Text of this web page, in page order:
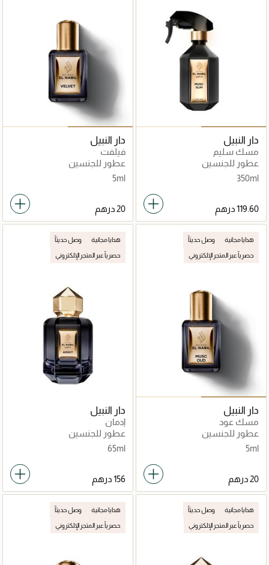
دار النبيل
مسك سليم
عطور للجنسين
350ml
دار النبيل
فيلفت
عطور للجنسين
5ml
هدايا مجانية وصل حديثاً
حصرياً عبر المتجر الإلكتروني
دار النبيل
مسك عود
عطور للجنسين
5ml
هدايا مجانية وصل حديثاً
حصرياً عبر المتجر الإلكتروني
دار النبيل
إدمان
عطور للجنسين
65ml
هدايا مجانية وصل حديثاً
حصرياً عبر المتجر الإلكتروني
هدايا مجانية وصل حديثاً
حصرياً عبر المتجر الإلكتروني